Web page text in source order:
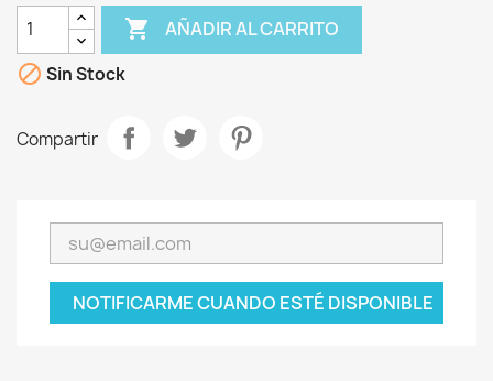
 AÑADIR AL CARRITO
 Sin Stock
Compartir
NOTIFICARME CUANDO ESTÉ DISPONIBLE